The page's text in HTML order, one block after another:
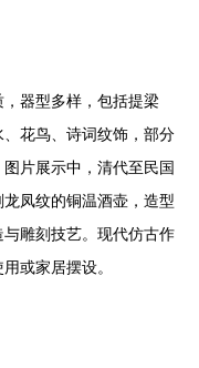
器型多样，包括提梁
花鸟、诗词纹饰，部分
片展示中，清代至民国
凤纹的铜温酒壶，造型
雕刻技艺。现代仿古作
或家居摆设。